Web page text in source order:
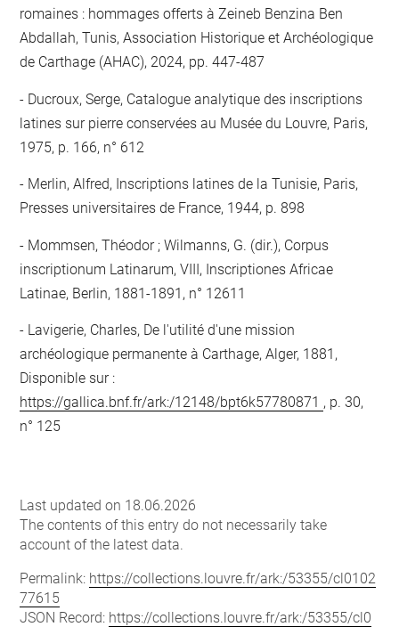
romaines : hommages offerts à Zeineb Benzina Ben
Abdallah, Tunis, Association Historique et Archéologique
de Carthage (AHAC), 2024, pp. 447-487
Ducroux, Serge, Catalogue analytique des inscriptions
latines sur pierre conservées au Musée du Louvre, Paris,
1975, p. 166, n° 612
Merlin, Alfred, Inscriptions latines de la Tunisie, Paris,
Presses universitaires de France, 1944, p. 898
Mommsen, Théodor ; Wilmanns, G. (dir.), Corpus
inscriptionum Latinarum, VIII, Inscriptiones Africae
Latinae, Berlin, 1881-1891, n° 12611
Lavigerie, Charles, De l'utilité d'une mission
archéologique permanente à Carthage, Alger, 1881,
Disponible sur :
https://gallica.bnf.fr/ark:/12148/bpt6k57780871 , p. 30,
n° 125
Last updated on 18.06.2026
The contents of this entry do not necessarily take
account of the latest data.
Permalink: https://collections.louvre.fr/ark:/53355/cl0102
77615
JSON Record: https://collections.louvre.fr/ark:/53355/cl0